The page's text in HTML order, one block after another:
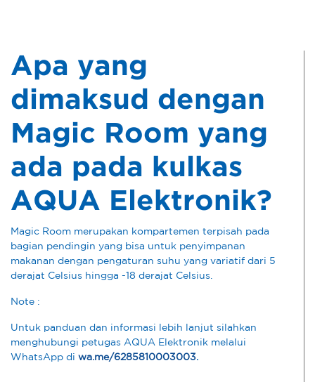
Apa yang
dimaksud dengan
Magic Room yang
ada pada kulkas
AQUA Elektronik?
Magic Room merupakan kompartemen terpisah pada
bagian pendingin yang bisa untuk penyimpanan
makanan dengan pengaturan suhu yang variatif dari 5
derajat Celsius hingga -18 derajat Celsius.
Note :
Untuk panduan dan informasi lebih lanjut silahkan
menghubungi petugas AQUA Elektronik melalui
WhatsApp di wa.me/6285810003003.